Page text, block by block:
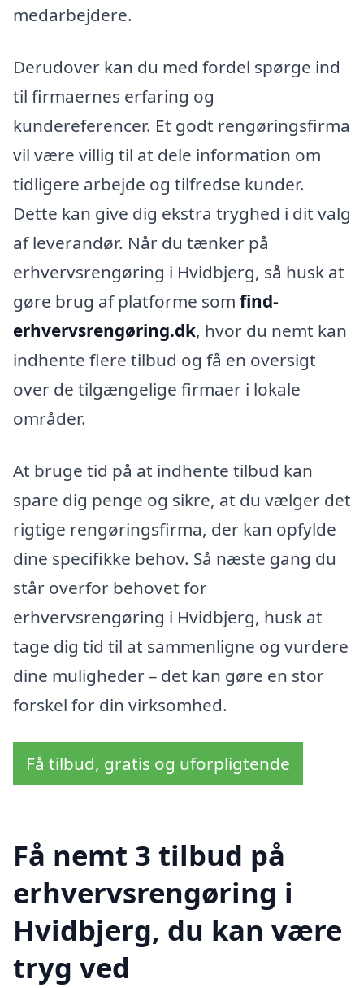
medarbejdere.
Derudover kan du med fordel spørge ind
til firmaernes erfaring og
kundereferencer. Et godt rengøringsfirma
vil være villig til at dele information om
tidligere arbejde og tilfredse kunder.
Dette kan give dig ekstra tryghed i dit valg
af leverandør. Når du tænker på
erhvervsrengøring i Hvidbjerg, så husk at
gøre brug af platforme som find-
erhvervsrengøring.dk, hvor du nemt kan
indhente flere tilbud og få en oversigt
over de tilgængelige firmaer i lokale
områder.
At bruge tid på at indhente tilbud kan
spare dig penge og sikre, at du vælger det
rigtige rengøringsfirma, der kan opfylde
dine specifikke behov. Så næste gang du
står overfor behovet for
erhvervsrengøring i Hvidbjerg, husk at
tage dig tid til at sammenligne og vurdere
dine muligheder – det kan gøre en stor
forskel for din virksomhed.
Få tilbud, gratis og uforpligtende
Få nemt 3 tilbud på
erhvervsrengøring i
Hvidbjerg, du kan være
tryg ved